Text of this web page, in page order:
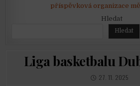
příspěvková organizace
Hledat
Hledat
Liga basketbalu
PUBLISHED DATE:
27. 11. 2025